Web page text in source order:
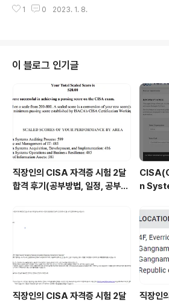
면 될 것이다. w11와 w21의 가중치에 ..
한다. o 퍼셉트론에서는 step함수를 활성함수를 사용
밖에 안나오기 떄문에 o 흔히들 가장 기본적으로 쓰는
수는 sigmoid 함수이다. 아웃풋이 무한대에서 가능하
떄문이다. ㅁ Artificial Modeling o 구조 : 각 뉴런
호연결 o 신경망 구조에서 어떤 부분이 학습이 되는 것
까? o 학습은 어떻게 일어나는 것일까? ..
1 0 2023. 1. 8.
이 블로그 인기글
직장인의 CISA 자격증 시험 2달
합격 후기(공부방법, 일정, 공부시
n
험 일정
직장인의 CISA 자격증 시험 2달
직장인